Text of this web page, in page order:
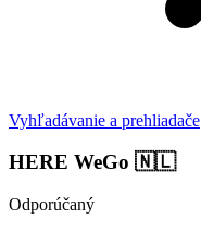
Vyhľadávanie a prehliadače
HERE WeGo 🇳🇱
Odporúčaný